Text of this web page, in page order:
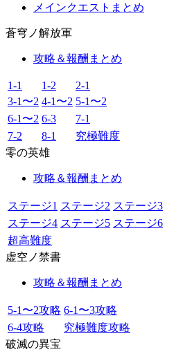
メインクエストまとめ
蒼穹ノ解放軍
攻略＆報酬まとめ
1-1 1-2
2-1
3-1〜2 4-1〜2 5-1〜2
6-1〜2 6-3
7-1
7-2
8-1
究極難度
零の英雄
攻略＆報酬まとめ
ステージ1 ステージ2 ステージ3
ステージ4 ステージ5 ステージ6
超高難度
虚空ノ禁書
攻略＆報酬まとめ
5-1〜2攻略 6-1〜3攻略
6-4攻略
究極難度攻略
破滅の異宝